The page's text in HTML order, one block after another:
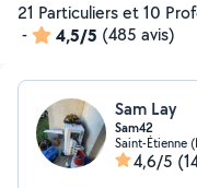
21 Particuliers et 10
-
4,5/5 (485 avis)
Sam Lay
Sam42
Saint-Étienne
4,6/5